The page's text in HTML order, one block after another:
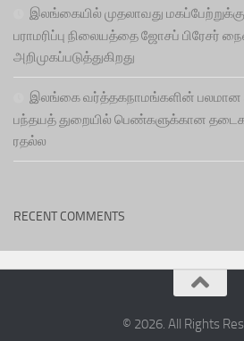
இலங்கையில் முதலாவது
பராமரிப்பு நிலையத்தை ஜோசப் பிரேசர்
அறிமுகப்படுத்துகிறது
இலங்கை வர்த்தகநாமங்களின் பலமான
பந்தயத் துறையில் பெண்களுக்கான
ரதல்ல
RECENT COMMENTS
© 2026. All Rights